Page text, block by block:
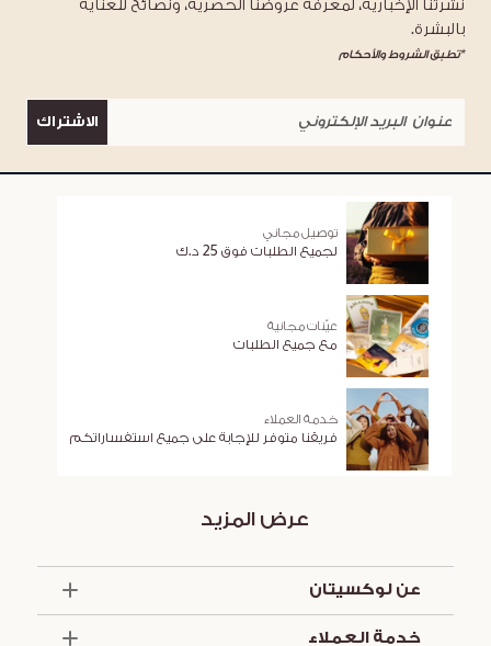
نشرتنا الإخبارية، لمعرفة عروضنا الحصرية، ونصائح للعناية
بالبشرة.
*تطبق الشروط والأحكام
الاشتراك
توصيل مجاني
لجميع الطلبات فوق 25 د.ك
عيّنات مجانية
مع جميع الطلبات
خدمة العملاء
فريقنا متوفر للإجابة على جميع استفساراتكم
عرض المزيد
عن لوكسيتان
خدمة العملاء